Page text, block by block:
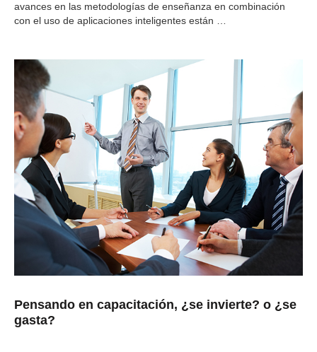
avances en las metodologías de enseñanza en combinación
con el uso de aplicaciones inteligentes están
Pensando en capacitación, ¿se invierte? o ¿se
gasta?